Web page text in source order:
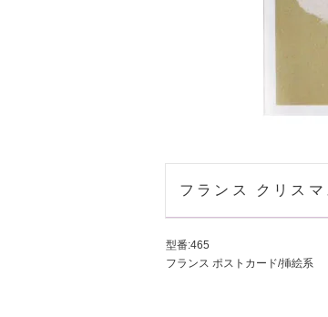
フランス クリス
型番:465
フランス ポストカード/挿絵系